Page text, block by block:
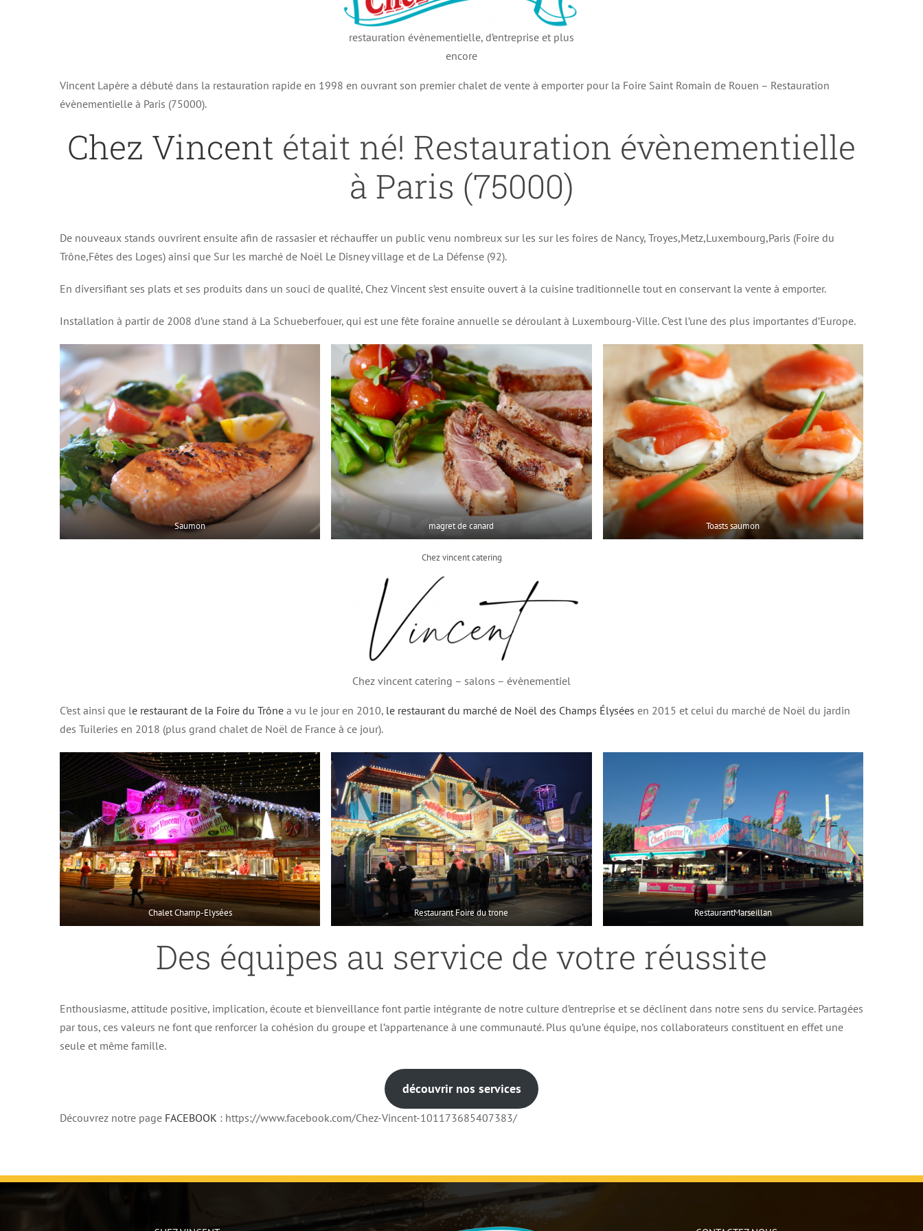
restauration évènementielle, d’entreprise et plus
encore
Vincent Lapère a débuté dans la restauration rapide en 1998 en ouvrant son premier chalet de vente à emporter pour la Foire Saint Romain de Rouen – Restauration
évènementielle à Paris (75000).
Chez Vincent était né! Restauration évènementielle
à Paris (75000)
De nouveaux stands ouvrirent ensuite afin de rassasier et réchauffer un public venu nombreux sur les sur les foires de Nancy, Troyes,Metz,Luxembourg,Paris (Foire du
Trône,Fêtes des Loges) ainsi que Sur les marché de Noël Le Disney village et de La Défense (92).
En diversifiant ses plats et ses produits dans un souci de qualité, Chez Vincent s’est ensuite ouvert à la cuisine traditionnelle tout en conservant la vente à emporter.
Installation à partir de 2008 d’une stand à La Schueberfouer, qui est une fête foraine annuelle se déroulant à Luxembourg-Ville. C’est l’une des plus importantes d’Europe.
Saumon magret de canard Toasts saumon
Chez vincent catering
Chez vincent catering – salons – évènementiel
C’est ainsi que le restaurant de la Foire du Trône a vu le jour en 2010, le restaurant du marché de Noël des Champs Élysées en 2015 et celui du marché de Noël du jardin
des Tuileries en 2018 (plus grand chalet de Noël de France à ce jour).
Chalet Champ-Elysées Restaurant Foire du trone RestaurantMarseillan
Des équipes au service de votre réussite
Enthousiasme, attitude positive, implication, écoute et bienveillance font partie intégrante de notre culture d’entreprise et se déclinent dans notre sens du service. Partagées
par tous, ces valeurs ne font que renforcer la cohésion du groupe et l’appartenance à une communauté. Plus qu’une équipe, nos collaborateurs constituent en effet une
seule et même famille.
découvrir nos services
Découvrez notre page FACEBOOK : https://www.facebook.com/Chez-Vincent-101173685407383/